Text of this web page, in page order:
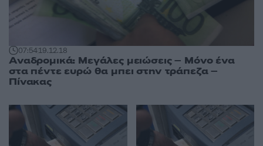
07:5419.12.18
Αναδρομικά: Μεγάλες μειώσεις – Μόνο ένα
στα πέντε ευρώ θα μπει στην τράπεζα –
Πίνακας